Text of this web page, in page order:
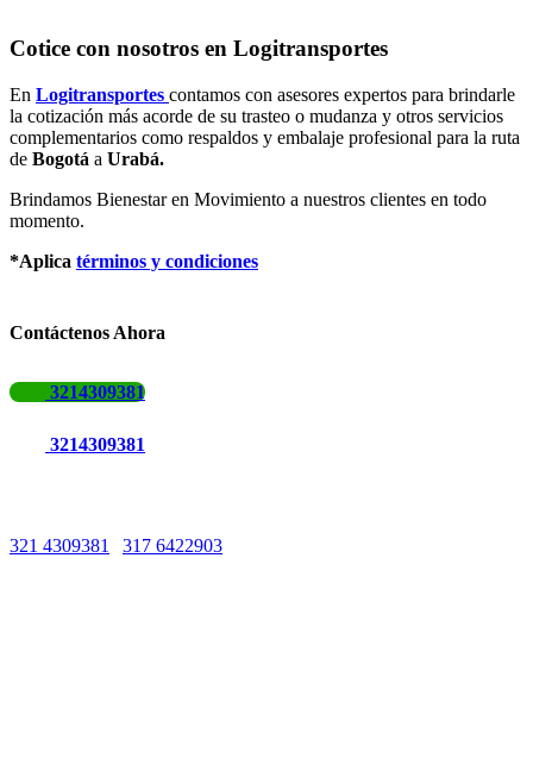
Cotice con nosotros en Logitransportes
En Logitransportes contamos con asesores expertos para brindarle
la cotización más acorde de su trasteo o mudanza y otros servicios
complementarios como respaldos y embalaje profesional para la ruta
de Bogotá a Urabá.
Brindamos Bienestar en Movimiento a nuestros clientes en todo
momento.
*Aplica términos y condiciones
Contáctenos Ahora
3214309381
3214309381
321 4309381 317 6422903